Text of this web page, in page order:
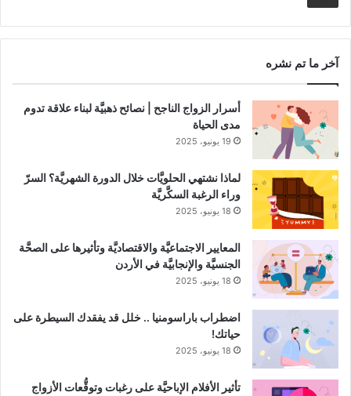
Channel
آخر ما تم نشره
أسرار الزواج الناجح | نصائح ذهبيَّة لبناء علاقة تدوم
مدى الحياة
19 يونيو، 2025
لماذا نشتهي الحلويَّات خلال الدورة الشهريَّة؟ السرّ
وراء الرغبة السكَّريَّة
18 يونيو، 2025
المعايير الاجتماعيَّة والاقتصاديَّة وتأثيرها على الصحَّة
الجنسيَّة والإنجابيَّة في الأردن
18 يونيو، 2025
اضطراب باراسومنيا .. خلل قد يفقدك السيطرة على
حياتك!
18 يونيو، 2025
تأثير الأفلام الإباحيَّة على رغبات وتوقُّعات الأزواج